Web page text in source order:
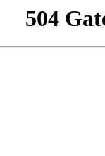
504